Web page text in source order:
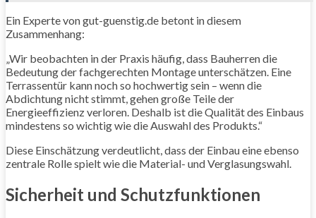
Ein Experte von gut-guenstig.de betont in diesem
Zusammenhang:
„Wir beobachten in der Praxis häufig, dass Bauherren die
Bedeutung der fachgerechten Montage unterschätzen. Eine
Terrassentür kann noch so hochwertig sein – wenn die
Abdichtung nicht stimmt, gehen große Teile der
Energieeffizienz verloren. Deshalb ist die Qualität des Einbaus
mindestens so wichtig wie die Auswahl des Produkts.“
Diese Einschätzung verdeutlicht, dass der Einbau eine ebenso
zentrale Rolle spielt wie die Material- und Verglasungswahl.
Sicherheit und Schutzfunktionen